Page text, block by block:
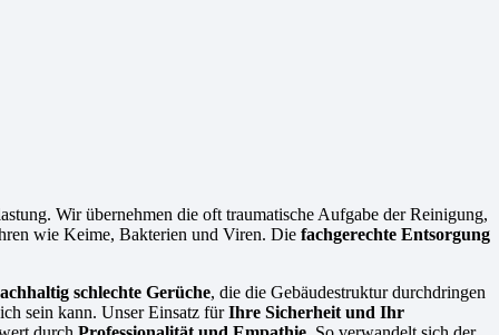
Wir übernehmen die oft traumatische Aufgabe der Reinigung,
wie Keime, Bakterien und Viren. Die fachgerechte Entsorgung
schlechte Gerüche, die die Gebäudestruktur durchdringen
sein kann. Unser Einsatz fürIhre Sicherheit und Ihr